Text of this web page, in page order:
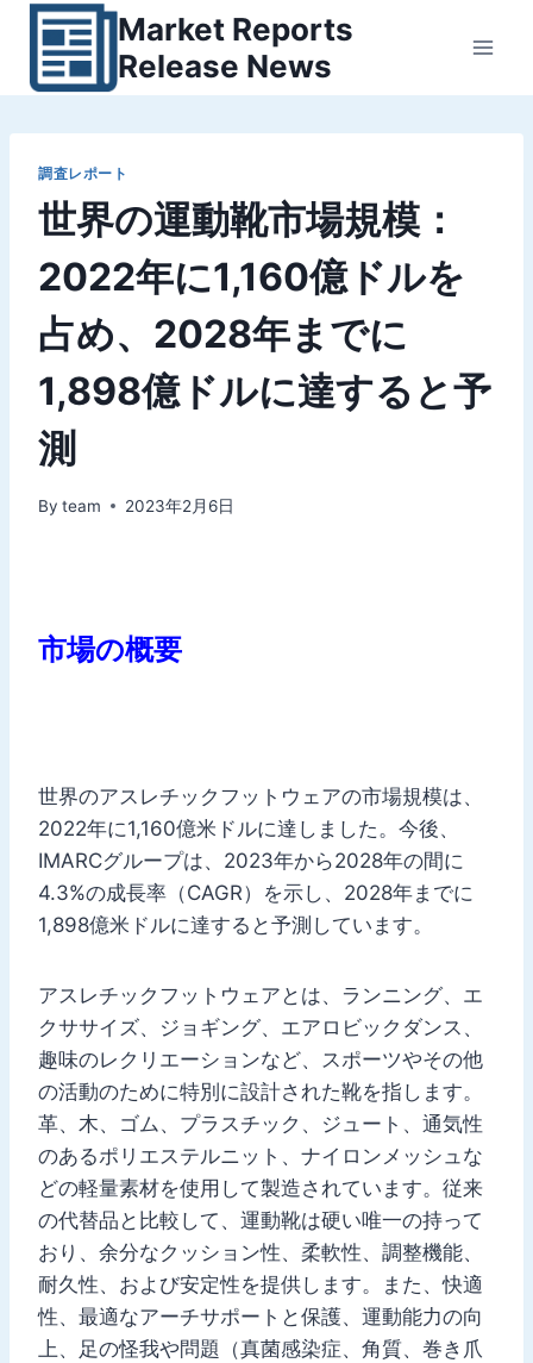
Market Reports
Release News
調査レポート
世界の運動靴市場規模：
2022年に1,160億ドルを
占め、2028年までに
1,898億ドルに達すると予
測
By team 2023年2月6日
市場の概要
世界のアスレチックフットウェアの市場規模は、
2022年に1,160億米ドルに達しました。今後、
IMARCグループは、2023年から2028年の間に
4.3%の成長率（CAGR）を示し、2028年までに
1,898億米ドルに達すると予測しています。
アスレチックフットウェアとは、ランニング、エ
クササイズ、ジョギング、エアロビックダンス、
趣味のレクリエーションなど、スポーツやその他
の活動のために特別に設計された靴を指します。
革、木、ゴム、プラスチック、ジュート、通気性
のあるポリエステルニット、ナイロンメッシュな
どの軽量素材を使用して製造されています。従来
の代替品と比較して、運動靴は硬い唯一の持って
おり、余分なクッション性、柔軟性、調整機能、
耐久性、および安定性を提供します。また、快適
性、最適なアーチサポートと保護、運動能力の向
上、足の怪我や問題（真菌感染症、角質、巻き爪